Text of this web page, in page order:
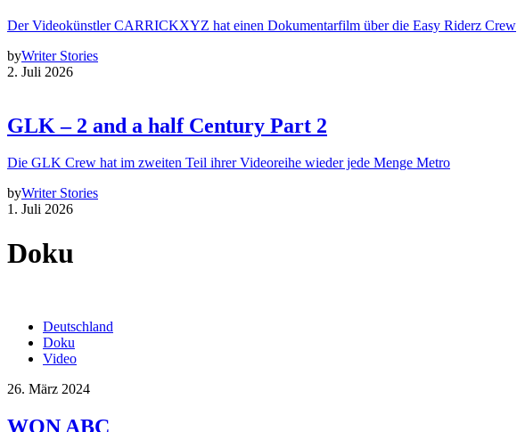
Der Videokünstler CARRICKXYZ hat einen Dokumentarfilm über die Easy Riderz Crew
byWriter Stories
2. Juli 2026
GLK – 2 and a half Century Part 2
Die GLK Crew hat im zweiten Teil ihrer Videoreihe wieder jede Menge Metro
byWriter Stories
1. Juli 2026
Doku
Deutschland
Doku
Video
26. März 2024
WON ABC